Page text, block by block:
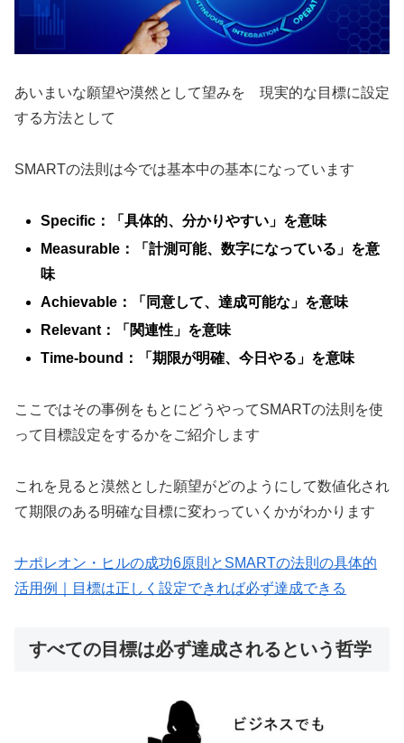
あいまいな願望や漠然として望みを 現実的な目標に設定
する方法として
SMARTの法則は今では基本中の基本になっています
Specific：「具体的、分かりやすい」を意味
Measurable：「計測可能、数字になっている」を意
味
Achievable：「同意して、達成可能な」を意味
Relevant：「関連性」を意味
Time-bound：「期限が明確、今日やる」を意味
ここではその事例をもとにどうやってSMARTの法則を使
って目標設定をするかをご紹介します
これを見ると漠然とした願望がどのようにして数値化され
て期限のある明確な目標に変わっていくかがわかります
ナポレオン・ヒルの成功6原則とSMARTの法則の具体的
活用例｜目標は正しく設定できれば必ず達成できる
すべての目標は必ず達成されるという哲学